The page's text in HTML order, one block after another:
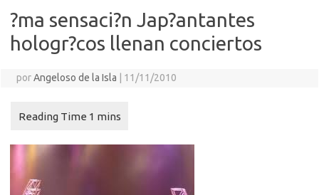
?ma sensaci?n Jap?antantes
hologr?cos llenan conciertos
porAngeloso de la Isla 11/11/2010